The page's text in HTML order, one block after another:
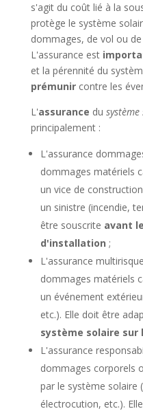
s'agit du coût lié à la
protège le système
dommages, de vol ou
L'assurance est
et la pérennité du
prémunircontre les
L'assurance du
principalement :
L'assurance
dommages matériels
un vice de
un sinistre (incendie,
être souscrite avant
d'installation ;
L'assurance
dommages matériels
un événement
etc.). Elle doit être
système solaire sur
L'assurance
dommages corporels
par le système solaire
électrocution, etc.).